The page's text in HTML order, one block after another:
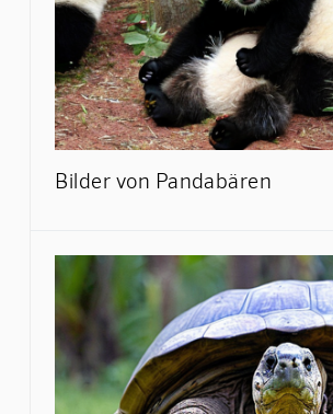
Bilder von Pandabären